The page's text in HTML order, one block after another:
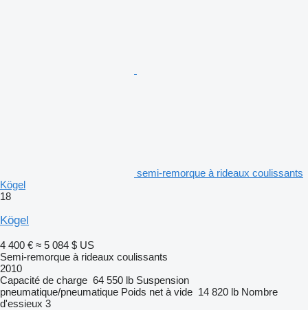
semi-remorque à rideaux coulissants
Kögel
18
Kögel
4 400 € ≈ 5 084 $ US
Semi-remorque à rideaux coulissants
2010
Capacité de charge 64 550 lb Suspension
pneumatique/pneumatique Poids net à vide 14 820 lb Nombre
d'essieux 3